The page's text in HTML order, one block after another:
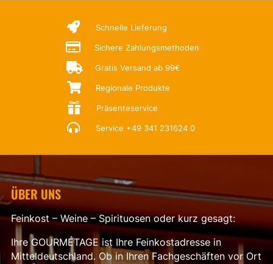
 Schnelle Lieferung
 Sichere Zahlungsmethoden
 Gratis Versand ab 99€
 Regionale Produkte
 Präsenteservice
 Service +49 341 231624 0
ÜBER UNS
Feinkost – Weine – Spirituosen oder kurz gesagt:
Ihre GOURMÉTAGE ist Ihre Feinkostadresse in
Mitteldeutschland. Ob in Ihren Fachgeschäften vor Ort